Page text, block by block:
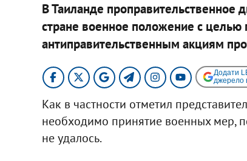
В Таиланде проправительственное
стране военное положение с
антиправительственным акциям
Додати
джерело
Как в частности отметил
необходимо принятие военных мер,
не удалось.